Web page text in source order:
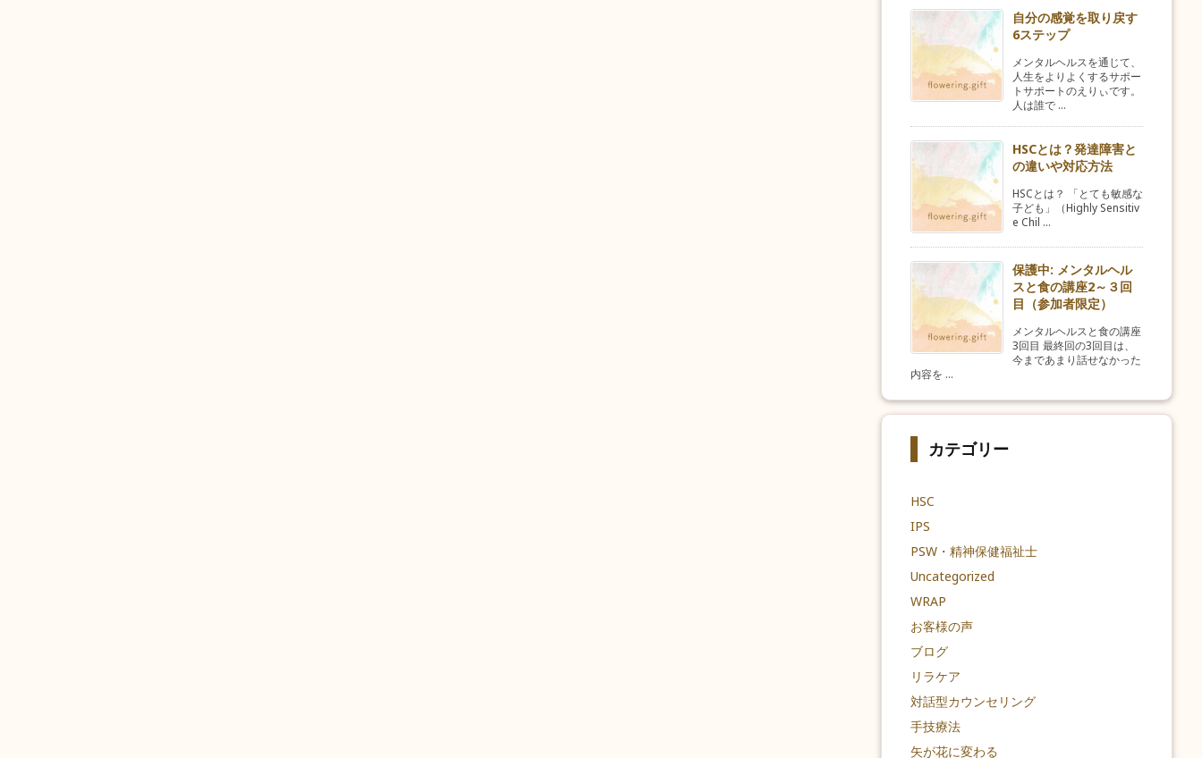
自分の感覚を取り戻す
6ステップ
メンタルヘルスを通じて、
人生をよりよくするサポー
トサポートのえりぃです。
人は誰で ...
HSCとは？発達障害と
の違いや対応方法
HSCとは？ 「とても敏感な
子ども」（Highly Sensitiv
e Chil ...
保護中: メンタルヘル
スと食の講座2～３回
目（参加者限定）
メンタルヘルスと食の講座
3回目 最終回の3回目は、
今まであまり話せなかった
内容を ...
カテゴリー
HSC
IPS
PSW・精神保健福祉士
Uncategorized
WRAP
お客様の声
ブログ
リラケア
対話型カウンセリング
手技療法
矢が花に変わる